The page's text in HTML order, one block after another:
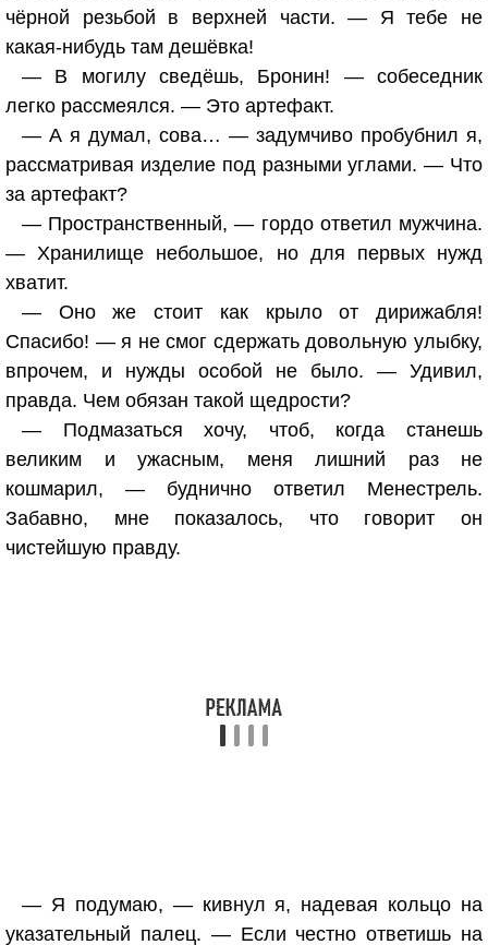
чёрной резьбой в верхней части. — Я тебе не
какая-нибудь там дешёвка!
— В могилу сведёшь, Бронин! — собеседник
легко рассмеялся. — Это артефакт.
— А я думал, сова… — задумчиво пробубнил я,
рассматривая изделие под разными углами. — Что
за артефакт?
— Пространственный, — гордо ответил мужчина.
— Хранилище небольшое, но для первых нужд
хватит.
— Оно же стоит как крыло от дирижабля!
Спасибо! — я не смог сдержать довольную улыбку,
впрочем, и нужды особой не было. — Удивил,
правда. Чем обязан такой щедрости?
— Подмазаться хочу, чтоб, когда станешь
великим и ужасным, меня лишний раз не
кошмарил, — буднично ответил Менестрель.
Забавно, мне показалось, что говорит он
чистейшую правду.
— Я подумаю, — кивнул я, надевая кольцо на
указательный палец. — Если честно ответишь на